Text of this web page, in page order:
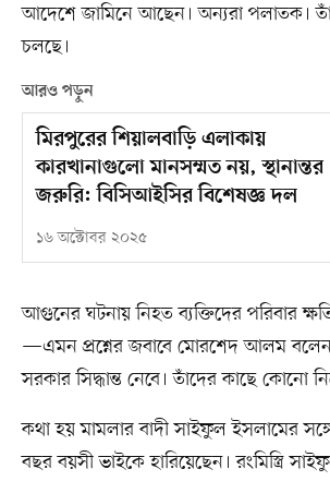
আদেশে জামিনে আছেন। অন্যরা পলাতক।
চলছে।
আরও পড়ুন
মিরপুরের শিয়ালবাড়ি এলাকায়
কারখানাগুলো মানসম্মত নয়, স্থানান্তর
জরুরি: বিসিআইসির বিশেষজ্ঞ দল
১৬ অক্টোবর ২০২৫
আগুনের ঘটনায় নিহত ব্যক্তিদের পরিবার
—এমন প্রশ্নের জবাবে মোরশেদ আলম
সরকার সিদ্ধান্ত নেবে। তাঁদের কাছে কোনো
কথা হয় মামলার বাদী সাইফুল ইসলামের
বছর বয়সী ভাইকে হারিয়েছেন। রংমিস্ত্রি